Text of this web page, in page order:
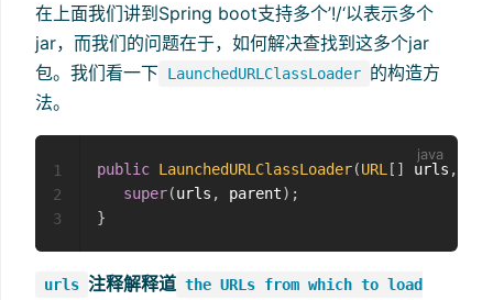
在上面我们讲到Spring boot支持多个’!/‘以表示多个
jar，而我们的问题在于，如何解决查找到这多个jar
包。我们看一下 LaunchedURLClassLoader 的构造方
法。
public LaunchedURLClassLoader(URL [ ] urls ,
super(urls , parent) ;
}
1
2
3
urls 注释解释道 the URLs from which to load